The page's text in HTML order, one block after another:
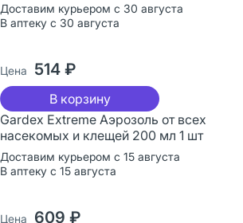
Доставим курьером с 30 августа
В аптеку с 30 августа
Цена 514 ₽
В корзину
Gardex Extreme Аэрозоль от всех
насекомых и клещей 200 мл 1 шт
Доставим курьером с 15 августа
В аптеку с 15 августа
Цена 609 ₽